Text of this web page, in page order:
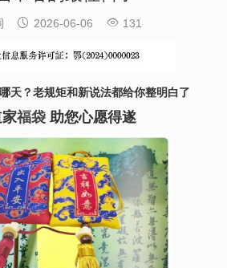
 2026-06-06  131
天？老规矩和新说法都给你整明白了
福袋助您心愿得遂